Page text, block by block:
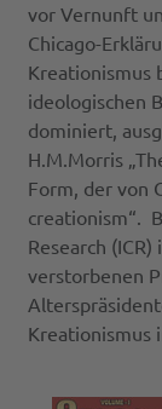
vor Vernunft
Chicago-
Kreationismus
ideologischen
dominiert,
H.M.Morris
Form, der von
creationism“.
Research
verstorbenen
Kreationismus